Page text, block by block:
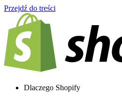
Przejdź do treści
Dlaczego Shopify